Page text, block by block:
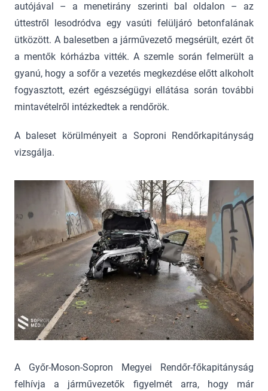
autójával – a menetirány szerinti bal oldalon – az
úttestről lesodródva egy vasúti felüljáró betonfalának
ütközött. A balesetben a járművezető megsérült, ezért őt
a mentők kórházba vitték. A szemle során felmerült a
gyanú, hogy a sofőr a vezetés megkezdése előtt alkoholt
fogyasztott, ezért egészségügyi ellátása során további
mintavételről intézkedtek a rendőrök.
A baleset körülményeit a Soproni Rendőrkapitányság
vizsgálja.
A Győr-Moson-Sopron Megyei Rendőr-főkapitányság
felhívja a járművezetők figyelmét arra, hogy már